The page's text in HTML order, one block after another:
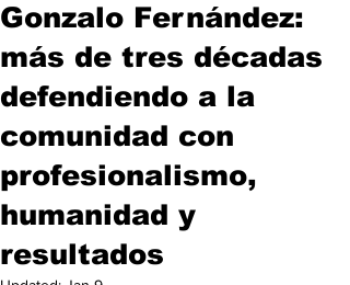
Gonzalo Fernández:
más de tres décadas
defendiendo a la
comunidad con
profesionalismo,
humanidad y
resultados